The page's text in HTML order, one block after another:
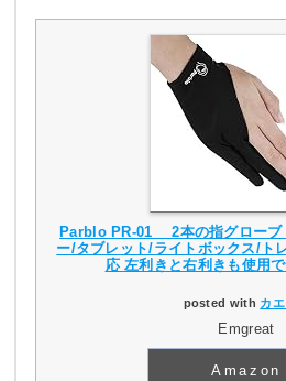
Parblo PR-01 2本の指グローブ
ー/タブレット/ライトボックス/ト
応 左利きと右利きも使用
posted with カ
Emgreat
Amazon